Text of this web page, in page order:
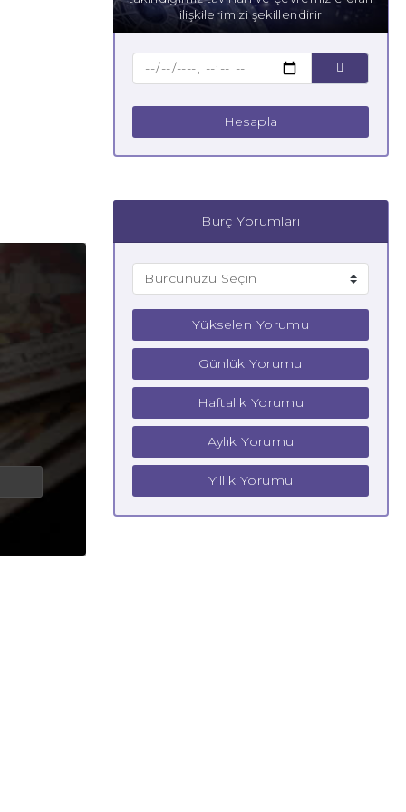
ilişkilerimizi şekillendirir
Hesapla
Burç Yorumları
Yükselen Yorumu
Günlük Yorumu
Haftalık Yorumu
Aylık Yorumu
Yıllık Yorumu